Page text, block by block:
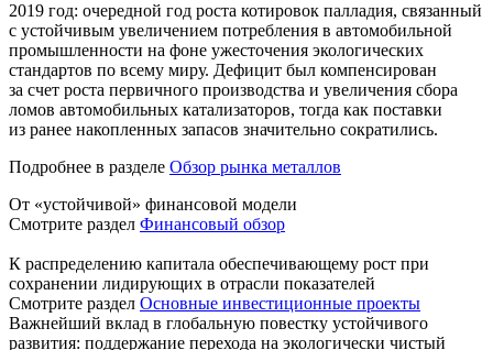
2019 год: очередной год роста котировок палладия, связанный
с устойчивым увеличением потребления в автомобильной
промышленности на фоне ужесточения экологических
стандартов по всему миру. Дефицит был компенсирован
за счет роста первичного производства и увеличения сбора
ломов автомобильных катализаторов, тогда как поставки
из ранее накопленных запасов значительно сократились.
Подробнее в разделе Обзор рынка металлов
От «устойчивой» финансовой модели
Смотрите раздел Финансовый обзор
К распределению капитала обеспечивающему рост при
сохранении лидирующих в отрасли показателей
Смотрите раздел Основные инвестиционные проекты
Важнейший вклад в глобальную повестку устойчивого
развития: поддержание перехода на экологически чистый